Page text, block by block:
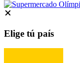
Elige tú país